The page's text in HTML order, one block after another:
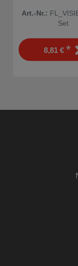
Art.-Nr.:
Set
8,81 € *